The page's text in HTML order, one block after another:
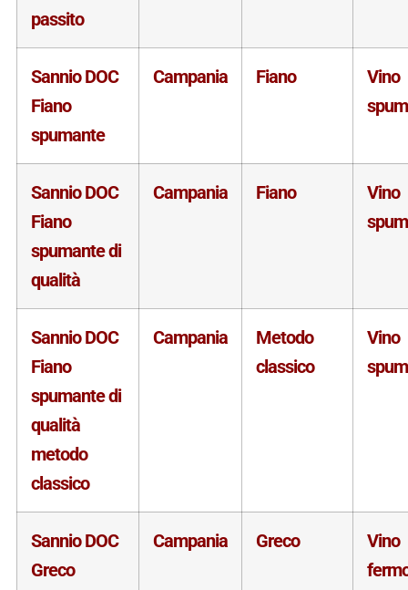
passito
Sannio DOC
Fiano
spumante
Campania Fiano
Vino
Sannio DOC
Fiano
spumante di
qualità
Campania Fiano
Vino
Sannio DOC
Fiano
spumante di
qualità
metodo
classico
Campania
Metodo
classico
Vino
Sannio DOC
Greco
Campania Greco
Vino